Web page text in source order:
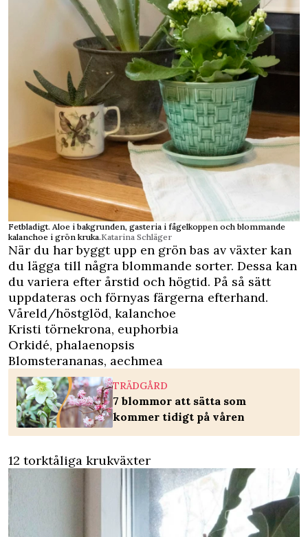
Fetbladigt. Aloe i bakgrunden, gasteria i fågelkoppen och blommande
kalanchoe i grön kruka.Katarina Schläger
När du har byggt upp en grön bas av växter kan
du lägga till några blommande sorter. Dessa kan
du variera efter årstid och högtid. På så sätt
uppdateras och förnyas färgerna efterhand.
Våreld/höstglöd, kalanchoe
Kristi törnekrona, euphorbia
Orkidé, phalaenopsis
Blomsterananas, aechmea
TRÄDGÅRD
7 blommor att sätta som
kommer tidigt på våren
12 torktåliga krukväxter